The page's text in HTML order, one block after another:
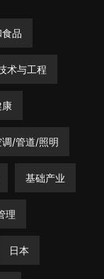
品
术与工程
康
/管道/照明
基础产业
理
日本